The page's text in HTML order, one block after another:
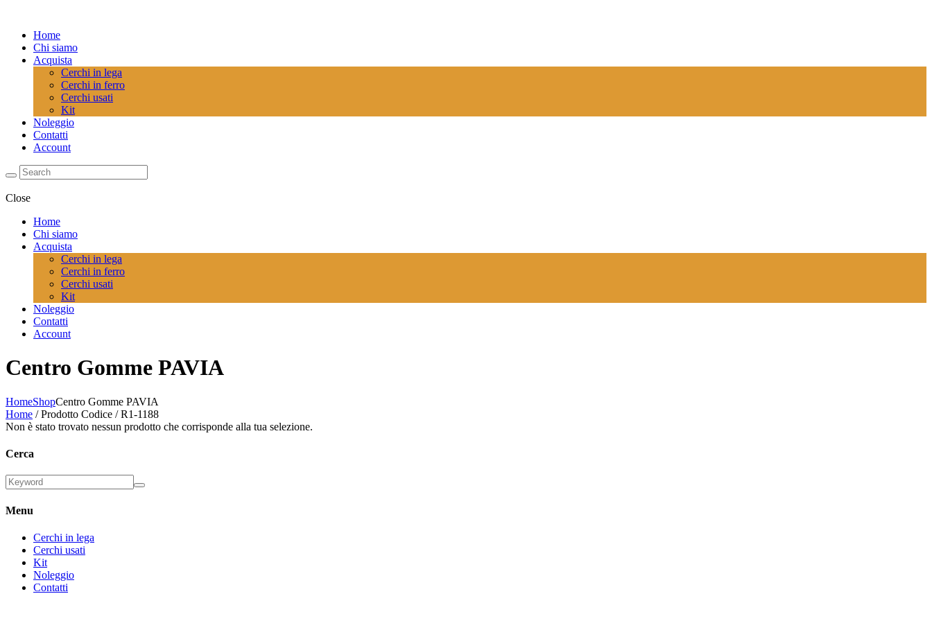
Home
Chi siamo
Acquista
Cerchi in lega
Cerchi in ferro
Cerchi usati
Kit
Noleggio
Contatti
Account
Close
Home
Chi siamo
Acquista
Cerchi in lega
Cerchi in ferro
Cerchi usati
Kit
Noleggio
Contatti
Account
Centro Gomme PAVIA
HomeShopCentro Gomme PAVIA
Home / Prodotto Codice / R1-1188
Non è stato trovato nessun prodotto che corrisponde alla tua selezione.
Cerca
Menu
Cerchi in lega
Cerchi usati
Kit
Noleggio
Contatti